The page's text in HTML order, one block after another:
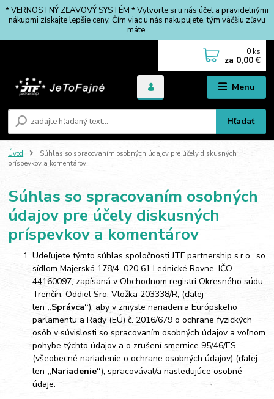
* VERNOSTNÝ ZĽAVOVÝ SYSTÉM * Vytvorte si u nás účet a pravidelnými
nákupmi získajte lepšie ceny. Čím viac u nás nakupujete, tým väčšiu zľavu
máte.
Menu
Hľadať
0 ks
za 0,00 €
Úvod
Súhlas so spracovaním osobných údajov pre účely diskusných
príspevkov a komentárov
Súhlas so spracovaním osobných
údajov pre účely diskusných
príspevkov a komentárov
Udeľujete týmto súhlas spoločnosti JTF partnership s.r.o., so
sídlom Majerská 178/4, 020 61 Lednické Rovne, IČO
44160097, zapísaná v Obchodnom registri Okresného súdu
Trenčín, Oddiel Sro, Vložka 203338/R, (ďalej
len „Správca“), aby v zmysle nariadenia Európskeho
parlamentu a Rady (EÚ) č. 2016/679 o ochrane fyzických
osôb v súvislosti so spracovaním osobných údajov a voľnom
pohybe týchto údajov a o zrušení smernice 95/46/ES
(všeobecné nariadenie o ochrane osobných údajov) (ďalej
len „Nariadenie“), spracovával/a nasledujúce osobné
údaje: